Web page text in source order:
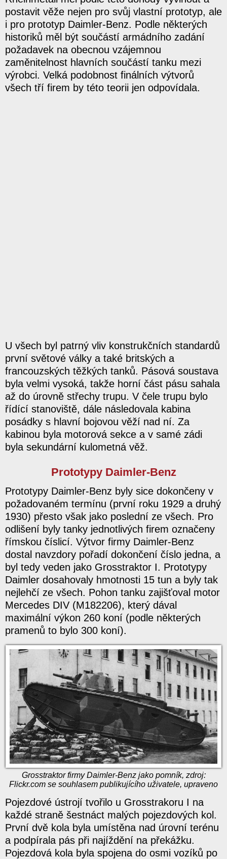
postavit věže nejen pro svůj vlastní prototyp, ale
i pro prototyp Daimler-Benz. Podle některých
historiků měl být součástí armádního zadání
požadavek na obecnou vzájemnou
zaměnitelnost hlavních součástí tanku mezi
výrobci. Velká podobnost finálních výtvorů
všech tří firem by této teorii jen odpovídala.
U všech byl patrný vliv konstrukčních standardů
první světové války a také britských a
francouzských těžkých tanků. Pásová soustava
byla velmi vysoká, takže horní část pásu sahala
až do úrovně střechy trupu. V čele trupu bylo
řídící stanoviště, dále následovala kabina
posádky s hlavní bojovou věží nad ní. Za
kabinou byla motorová sekce a v samé zádi
byla sekundární kulometná věž.
Prototypy Daimler-Benz
Prototypy Daimler-Benz byly sice dokončeny v
požadovaném termínu (první roku 1929 a druhý
1930) přesto však jako poslední ze všech. Pro
odlišení byly tanky jednotlivých firem označeny
římskou číslicí. Výtvor firmy Daimler-Benz
dostal navzdory pořadí dokončení číslo jedna, a
byl tedy veden jako Grosstraktor I. Prototypy
Daimler dosahovaly hmotnosti 15 tun a byly tak
nejlehčí ze všech. Pohon tanku zajišťoval motor
Mercedes DIV (M182206), který dával
maximální výkon 260 koní (podle některých
pramenů to bylo 300 koní).
Grosstraktor firmy Daimler-Benz jako pomník, zdroj:
Flickr.com se souhlasem publikujícího uživatele, upraveno
Pojezdové ústrojí tvořilo u Grosstrakoru I na
každé straně šestnáct malých pojezdových kol.
První dvě kola byla umístěna nad úrovní terénu
a podpírala pás při najíždění na překážku.
Pojezdová kola byla spojena do osmi vozíků po